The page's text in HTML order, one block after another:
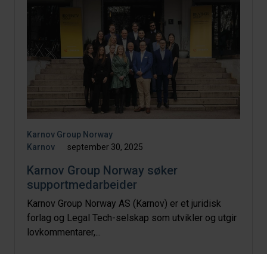
Karnov Group Norway
Karnov
september 30, 2025
Karnov Group Norway søker
supportmedarbeider
Karnov Group Norway AS (Karnov) er et juridisk
forlag og Legal Tech-selskap som utvikler og utgir
lovkommentarer,...